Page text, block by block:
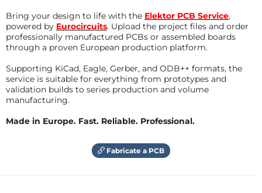
Bring your design to life with the Elektor PCB Service,
powered by Eurocircuits. Upload the project files and order
professionally manufactured PCBs or assembled boards
through a proven European production platform.
Supporting KiCad, Eagle, Gerber, and ODB++ formats, the
service is suitable for everything from prototypes and
validation builds to series production and volume
manufacturing.
Made in Europe. Fast. Reliable. Professional.
Fabricate a PCB